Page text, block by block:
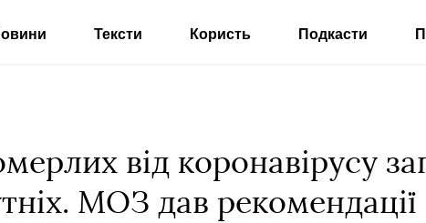
Тексти Користь Подкасти
від коронавірусу
МОЗ дав рекомендації